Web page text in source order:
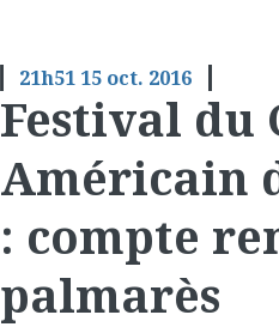
21h51 15 oct. 2016
Festival du
Américain
: compte
palmarès